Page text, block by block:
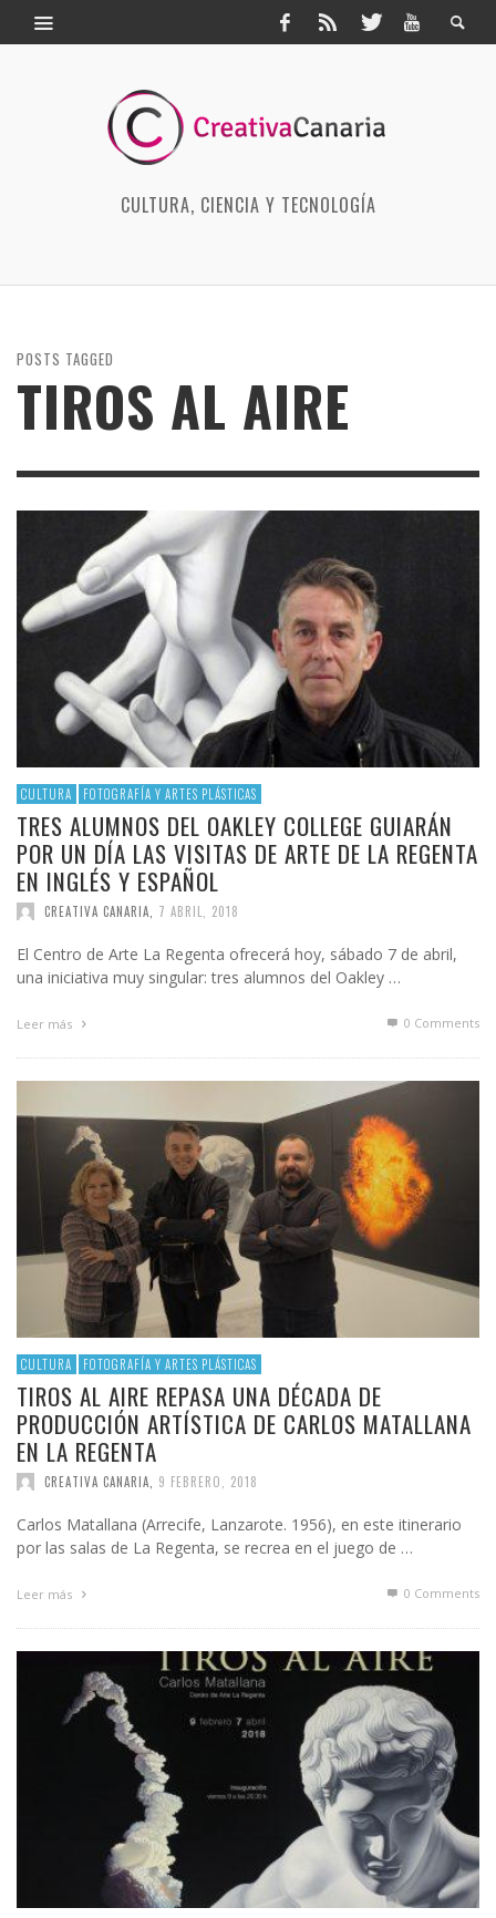
CULTURA, CIENCIA Y TECNOLOGÍA
POSTS TAGGED
TIROS AL AIRE
CULTURA FOTOGRAFÍA Y ARTES PLÁSTICAS
TRES ALUMNOS DEL OAKLEY COLLEGE GUIARÁN
POR UN DÍA LAS VISITAS DE ARTE DE LA REGENTA
EN INGLÉS Y ESPAÑOL
CREATIVA CANARIA 7 ABRIL, 2018
El Centro de Arte La Regenta ofrecerá hoy, sábado 7 de abril,
una iniciativa muy singular: tres alumnos del Oakley …
Leer más 0 Comments
CULTURA FOTOGRAFÍA Y ARTES PLÁSTICAS
TIROS AL AIRE REPASA UNA DÉCADA DE
PRODUCCIÓN ARTÍSTICA DE CARLOS MATALLANA
EN LA REGENTA
CREATIVA CANARIA 9 FEBRERO, 2018
Carlos Matallana (Arrecife, Lanzarote. 1956), en este itinerario
por las salas de La Regenta, se recrea en el juego de …
Leer más 0 Comments